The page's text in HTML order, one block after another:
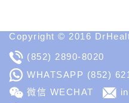
Copyright © 2016
(852) 2890-8020
WHATSAPP (852)
微信 WECHAT